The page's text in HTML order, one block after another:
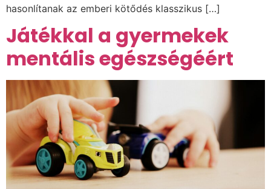
hasonlítanak az emberi kötődés klasszikus […]
Játékkal a gyermekek
mentális egészségéért